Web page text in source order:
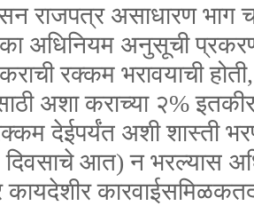
राजपत्र असाधारण
अधिनियम अनुसूची
रक्कम भरावयाची
अशा कराच्या २%
रक्कम देईपर्यंत अशी शास्ती
आत) न भरल्यास
कायदेशीर